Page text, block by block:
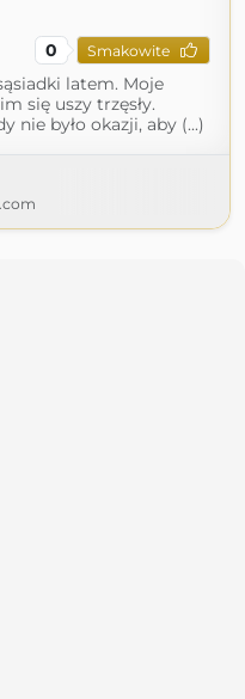
0 Smakowite
latem. Moje
się uszy trzęsły.
nie było okazji, aby (...)